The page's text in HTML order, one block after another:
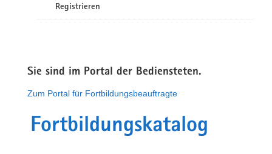
Registrieren
Sie sind im Portal der Bediensteten.
Zum Portal für Fortbildungsbeauftragte
Fortbildungskatalog